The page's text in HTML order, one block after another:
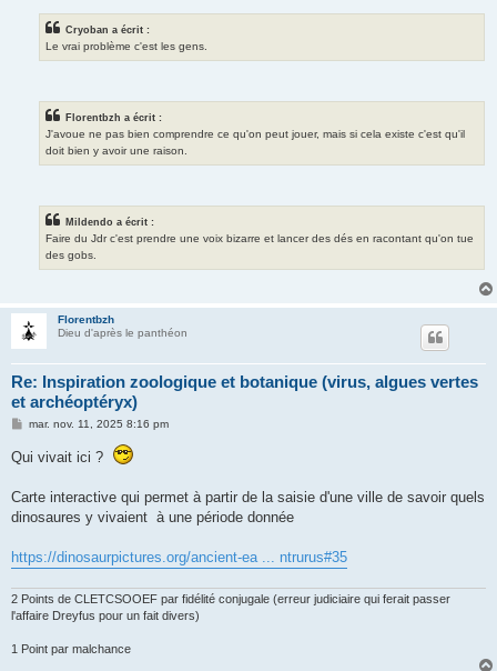
Cryoban a écrit :
Le vrai problème c'est les gens.
Florentbzh a écrit :
J'avoue ne pas bien comprendre ce qu'on peut jouer, mais si cela existe c'est qu'il
doit bien y avoir une raison.
Mildendo a écrit :
Faire du Jdr c'est prendre une voix bizarre et lancer des dés en racontant qu'on tue
des gobs.
Florentbzh
Dieu d'après le panthéon
Re: Inspiration zoologique et botanique (virus, algues vertes
et archéoptéryx)
M
s
e
mar. nov. 11, 2025 8:16 pm
Qui vivait ici ?
Carte interactive qui permet à partir de la saisie d'une ville de savoir quels
dinosaures y vivaient à une période donnée
https://dinosaurpictures.org/ancient-ea ... ntrurus#35
2 Points de CLETCSOOEF par fidélité conjugale (erreur judiciaire qui ferait passer
l'affaire Dreyfus pour un fait divers)
1 Point par malchance